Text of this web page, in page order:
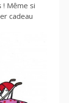
! Même si
cadeau